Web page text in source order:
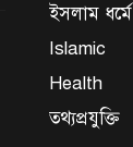
ইসলাম ধর্মে
Islamic
Health
তথ্যপ্রযুক্তি